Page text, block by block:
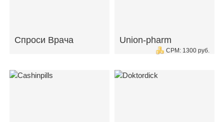
Спроси Врача Union-pharm
CPM: 1300 руб.